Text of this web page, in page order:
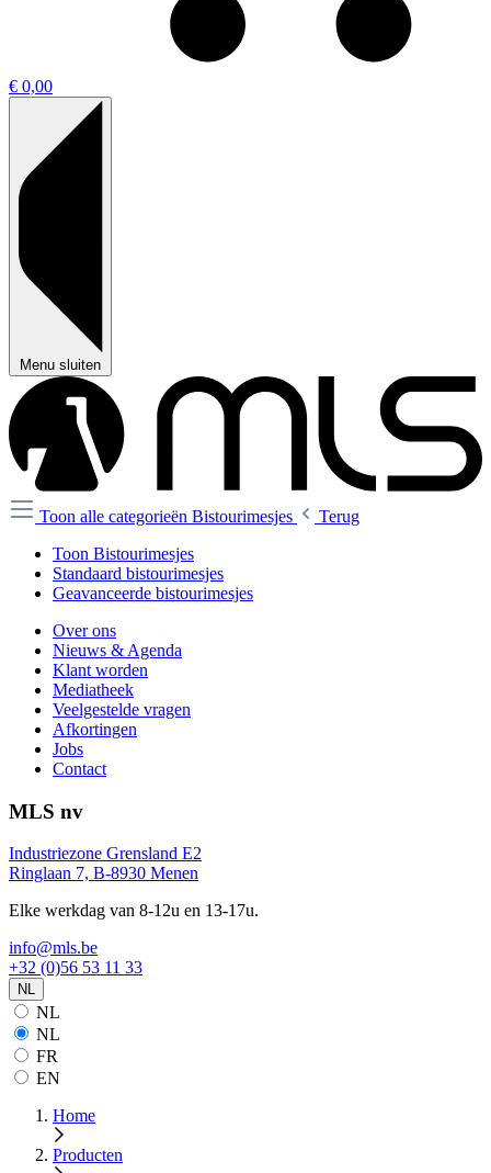
€ 0,00
Menu sluiten
Toon alle categorieën Bistourimesjes
Terug
Toon Bistourimesjes
Standaard bistourimesjes
Geavanceerde bistourimesjes
Over ons
Nieuws & Agenda
Klant worden
Mediatheek
Veelgestelde vragen
Afkortingen
Jobs
Contact
MLS nv
Industriezone Grensland E2
Ringlaan 7, B-8930 Menen
Elke werkdag van 8-12u en 13-17u.
info@mls.be
+32 (0)56 53 11 33
NL
NL
NL
FR
EN
Home
Producten